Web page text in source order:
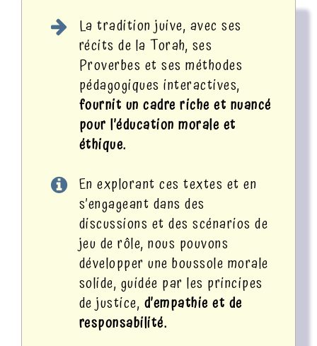
La tradition juive, avec ses
récits de la Torah, ses
Proverbes et ses méthodes
pédagogiques interactives,
fournit un cadre riche et nuancé
pour l’éducation morale et
éthique.
En explorant ces textes et en
s’engageant dans des
discussions et des scénarios de
jeu de rôle, nous pouvons
développer une boussole morale
solide, guidée par les principes
de justice, d’empathie et de
responsabilité.